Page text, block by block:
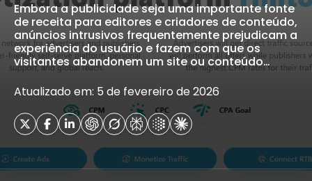
Embora a publicidade seja uma importante fonte
de receita para editores e criadores de conteúdo,
anúncios intrusivos frequentemente prejudicam a
experiência do usuário e fazem com que os
visitantes abandonem um site ou conteúdo…
Atualizado em: 5 de fevereiro de 2026